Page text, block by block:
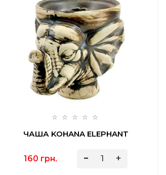
ЧАША KOHANA ELEPHANT
160 грн.